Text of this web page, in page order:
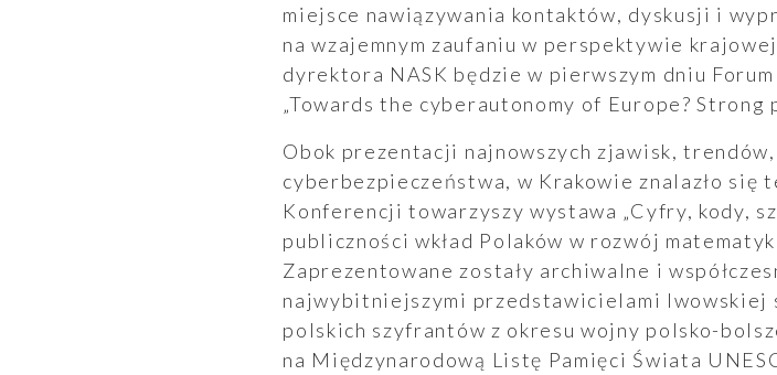
Ogłoszenia
Aktualności
miejsce nawiązywania kontaktów, dyskusji i
na wzajemnym zaufaniu w perspektywie
dyrektora NASK będzie w pierwszym dniu
„Towards the cyberautonomy of Europe? Strong
Obok prezentacji najnowszych zjawisk,
cyberbezpieczeństwa, w Krakowie znalazło się
Konferencji towarzyszy wystawa „Cyfry, kody,
publiczności wkład Polaków w rozwój
Zaprezentowane zostały archiwalne i
najwybitniejszymi przedstawicielami lwowskiej
polskich szyfrantów z okresu wojny polsko-
na Międzynarodową Listę Pamięci Świata